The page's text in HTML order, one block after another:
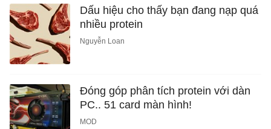
Dấu hiệu cho thấy bạn đang nạp quá
nhiều protein
Nguyễn Loan
Đóng góp phân tích protein với dàn
PC.. 51 card màn hình!
MOD